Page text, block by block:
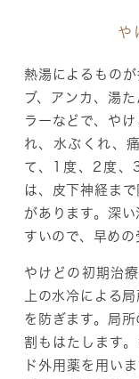
や
熱湯によるもの
ブ、アンカ、湯
ラーなどで、や
れ、水ぶくれ、
て、1度、2度、
は、皮下神経ま
があります。深
すいので、早めの
やけどの初期治
上の水冷による
を防ぎます。局
割もはたします
ド外用薬を用い